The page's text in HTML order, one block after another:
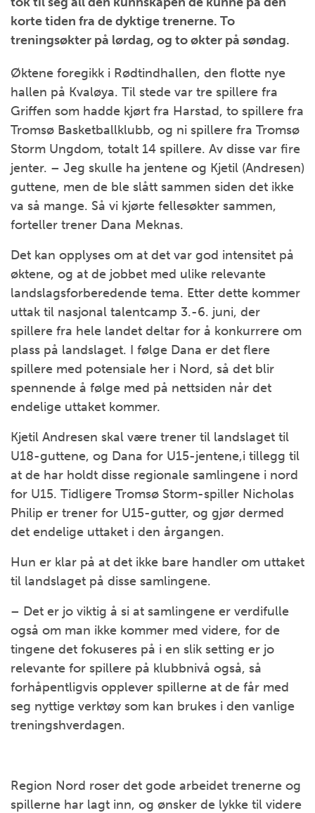
korte tiden fra de dyktige trenerne. To
treningsøkter på lørdag, og to økter på søndag.
Øktene foregikk i Rødtindhallen, den flotte nye
hallen på Kvaløya. Til stede var tre spillere fra
Griffen som hadde kjørt fra Harstad, to spillere fra
Tromsø Basketballklubb, og ni spillere fra Tromsø
Storm Ungdom, totalt 14 spillere. Av disse var fire
jenter. – Jeg skulle ha jentene og Kjetil (Andresen)
guttene, men de ble slått sammen siden det ikke
va så mange. Så vi kjørte fellesøkter sammen,
forteller trener Dana Meknas.
Det kan opplyses om at det var god intensitet på
øktene, og at de jobbet med ulike relevante
landslagsforberedende tema. Etter dette kommer
uttak til nasjonal talentcamp 3.-6. juni, der
spillere fra hele landet deltar for å konkurrere om
plass på landslaget. I følge Dana er det flere
spillere med potensiale her i Nord, så det blir
spennende å følge med på nettsiden når det
endelige uttaket kommer.
Kjetil Andresen skal være trener til landslaget til
U18-guttene, og Dana for U15-jentene,i tillegg til
at de har holdt disse regionale samlingene i nord
for U15. Tidligere Tromsø Storm-spiller Nicholas
Philip er trener for U15-gutter, og gjør dermed
det endelige uttaket i den årgangen.
Hun er klar på at det ikke bare handler om uttaket
til landslaget på disse samlingene.
– Det er jo viktig å si at samlingene er verdifulle
også om man ikke kommer med videre, for de
tingene det fokuseres på i en slik setting er jo
relevante for spillere på klubbnivå også, så
forhåpentligvis opplever spillerne at de får med
seg nyttige verktøy som kan brukes i den vanlige
treningshverdagen.
Region Nord roser det gode arbeidet trenerne og
spillerne har lagt inn, og ønsker de lykke til videre